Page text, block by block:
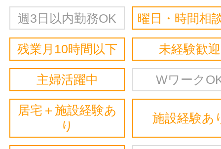
週3日以内勤務OK 曜日・時間相
残業月10時間以下 未経験歓迎
主婦活躍中 Wワーク
居宅＋施設経験あ
り
施設経験あ